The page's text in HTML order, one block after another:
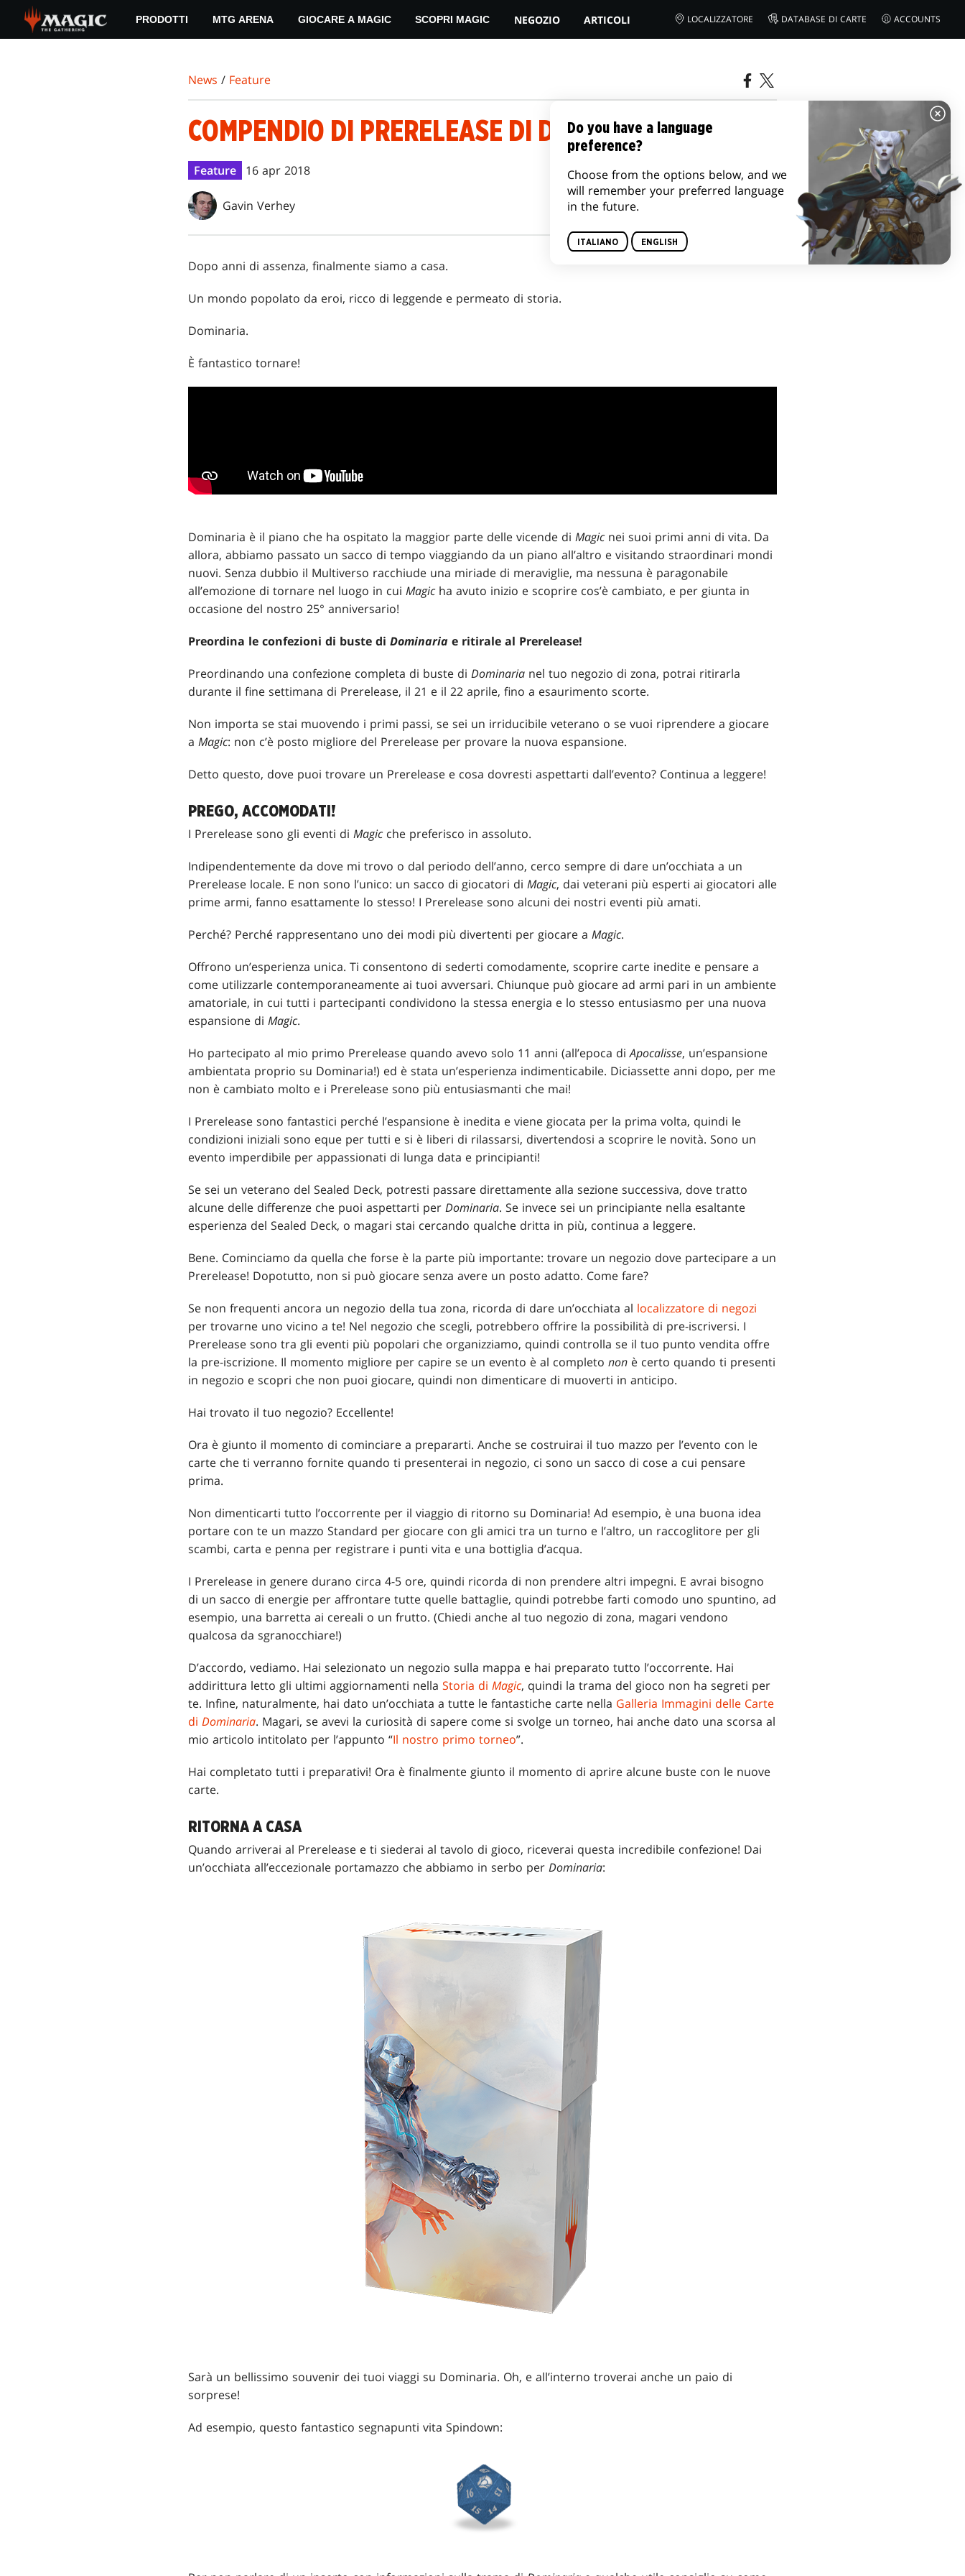
main
PRODOTTI MTG ARENA GIOCARE A MAGIC SCOPRI MAGIC NEGOZIO ARTICOLI LOCALIZZATORE DATABASE DI CARTE ACCOUNTS
News / Feature
COMPENDIO DI PRERELEASE DI DOMINARIA
Feature 16 apr 2018
Gavin Verhey
Dopo anni di assenza, finalmente siamo a casa.
Un mondo popolato da eroi, ricco di leggende e permeato di storia.
Dominaria.
È fantastico tornare!
Dominaria è il piano che ha ospitato la maggior parte delle vicende di Magic nei suoi primi anni di vita. Da
allora, abbiamo passato un sacco di tempo viaggiando da un piano all’altro e visitando straordinari mondi
nuovi. Senza dubbio il Multiverso racchiude una miriade di meraviglie, ma nessuna è paragonabile
all’emozione di tornare nel luogo in cui Magic ha avuto inizio e scoprire cos’è cambiato, e per giunta in
occasione del nostro 25° anniversario!
Preordina le confezioni di buste di Dominaria e ritirale al Prerelease!
Preordinando una confezione completa di buste di Dominaria nel tuo negozio di zona, potrai ritirarla
durante il fine settimana di Prerelease, il 21 e il 22 aprile, fino a esaurimento scorte.
Non importa se stai muovendo i primi passi, se sei un irriducibile veterano o se vuoi riprendere a giocare
a Magic: non c’è posto migliore del Prerelease per provare la nuova espansione.
Detto questo, dove puoi trovare un Prerelease e cosa dovresti aspettarti dall’evento? Continua a leggere!
PREGO, ACCOMODATI!
I Prerelease sono gli eventi di Magic che preferisco in assoluto.
Indipendentemente da dove mi trovo o dal periodo dell’anno, cerco sempre di dare un’occhiata a un
Prerelease locale. E non sono l’unico: un sacco di giocatori di Magic, dai veterani più esperti ai giocatori alle
prime armi, fanno esattamente lo stesso! I Prerelease sono alcuni dei nostri eventi più amati.
Perché? Perché rappresentano uno dei modi più divertenti per giocare a Magic.
Offrono un’esperienza unica. Ti consentono di sederti comodamente, scoprire carte inedite e pensare a
come utilizzarle contemporaneamente ai tuoi avversari. Chiunque può giocare ad armi pari in un ambiente
amatoriale, in cui tutti i partecipanti condividono la stessa energia e lo stesso entusiasmo per una nuova
espansione di Magic.
Ho partecipato al mio primo Prerelease quando avevo solo 11 anni (all’epoca diApocalisse, un’espansione
ambientata proprio su Dominaria!) ed è stata un’esperienza indimenticabile. Diciassette anni dopo, per me
non è cambiato molto e i Prerelease sono più entusiasmanti che mai!
I Prerelease sono fantastici perché l’espansione è inedita e viene giocata per la prima volta, quindi le
condizioni iniziali sono eque per tutti e si è liberi di rilassarsi, divertendosi a scoprire le novità. Sono un
evento imperdibile per appassionati di lunga data e principianti!
Se sei un veterano del Sealed Deck, potresti passare direttamente alla sezione successiva, dove tratto
alcune delle differenze che puoi aspettarti per Dominaria. Se invece sei un principiante nella esaltante
esperienza del Sealed Deck, o magari stai cercando qualche dritta in più, continua a leggere.
Bene. Cominciamo da quella che forse è la parte più importante: trovare un negozio dove partecipare a un
Prerelease! Dopotutto, non si può giocare senza avere un posto adatto. Come fare?
Se non frequenti ancora un negozio della tua zona, ricorda di dare un’occhiata al localizzatore di negozi
per trovarne uno vicino a te! Nel negozio che scegli, potrebbero offrire la possibilità di pre-iscriversi. I
Prerelease sono tra gli eventi più popolari che organizziamo, quindi controlla se il tuo punto vendita offre
la pre-iscrizione. Il momento migliore per capire se un evento è al completo non è certo quando ti presenti
in negozio e scopri che non puoi giocare, quindi non dimenticare di muoverti in anticipo.
Hai trovato il tuo negozio? Eccellente!
Ora è giunto il momento di cominciare a prepararti. Anche se costruirai il tuo mazzo per l’evento con le
carte che ti verranno fornite quando ti presenterai in negozio, ci sono un sacco di cose a cui pensare
prima.
Non dimenticarti tutto l’occorrente per il viaggio di ritorno su Dominaria! Ad esempio, è una buona idea
portare con te un mazzo Standard per giocare con gli amici tra un turno e l’altro, un raccoglitore per gli
scambi, carta e penna per registrare i punti vita e una bottiglia d’acqua.
I Prerelease in genere durano circa 4-5 ore, quindi ricorda di non prendere altri impegni. E avrai bisogno
di un sacco di energie per affrontare tutte quelle battaglie, quindi potrebbe farti comodo uno spuntino, ad
esempio, una barretta ai cereali o un frutto. (Chiedi anche al tuo negozio di zona, magari vendono
qualcosa da sgranocchiare!)
D’accordo, vediamo. Hai selezionato un negozio sulla mappa e hai preparato tutto l’occorrente. Hai
addirittura letto gli ultimi aggiornamenti nella Storia di Magic, quindi la trama del gioco non ha segreti per
te. Infine, naturalmente, hai dato un’occhiata a tutte le fantastiche carte nella Galleria Immagini delle Carte
di Dominaria. Magari, se avevi la curiosità di sapere come si svolge un torneo, hai anche dato una scorsa al
mio articolo intitolato per l’appunto “Il nostro primo torneo”.
Hai completato tutti i preparativi! Ora è finalmente giunto il momento di aprire alcune buste con le nuove
carte.
RITORNA A CASA
Quando arriverai al Prerelease e ti siederai al tavolo di gioco, riceverai questa incredibile confezione! Dai
un’occhiata all’eccezionale portamazzo che abbiamo in serbo per Dominaria:
Sarà un bellissimo souvenir dei tuoi viaggi su Dominaria. Oh, e all’interno troverai anche un paio di
sorprese!
Ad esempio, questo fantastico segnapunti vita Spindown:
Do you have a language
preference?
Choose from the options below, and we
will remember your preferred language
in the future.
ITALIANO ENGLISH